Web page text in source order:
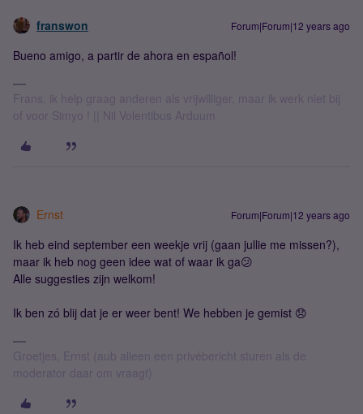
franswon Forum|Forum|12 years ago
Bueno amigo, a partir de ahora en español!
Frans, ik help graag anderen als vrijwilliger, maar ik werk niet bij
of voor Simyo ! || Nil Volentibus Arduum
Ernst Forum|Forum|12 years ago
Ik heb eind september een weekje vrij (gaan jullie me missen?),
maar ik heb nog geen idee wat of waar ik ga😕
Alle suggesties zijn welkom!
Ik ben zó blij dat je er weer bent! We hebben je gemist 😞
Groetjes, Ernst (aub alleen een privébericht sturen als de
moderator daar om vraagt)